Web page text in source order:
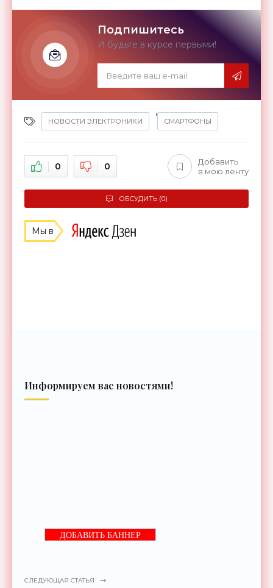
Подпишитесь
И будьте в курсе первыми!
НОВОСТИ ЭЛЕКТРОНИКИ
,
СМАРТФОНЫ
0 0
Добавить
в мою ленту
ОБСУДИТЬ (0)
Мы в
Информируем вас новостями!
ДОБАВИТЬ БАННЕР
СЛЕДУЮЩАЯ СТАТЬЯ